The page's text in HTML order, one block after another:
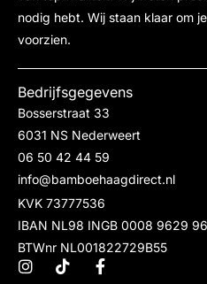
nodig hebt. Wij staan klaar om
voorzien.
Bedrijfsgegevens
Bosserstraat 33
6031 NS Nederweert
06 50 42 44 59
info@bamboehaagdirect.nl
KVK 73777536
IBAN NL98 INGB 0008 9629 96
BTWnr NL001822729B55